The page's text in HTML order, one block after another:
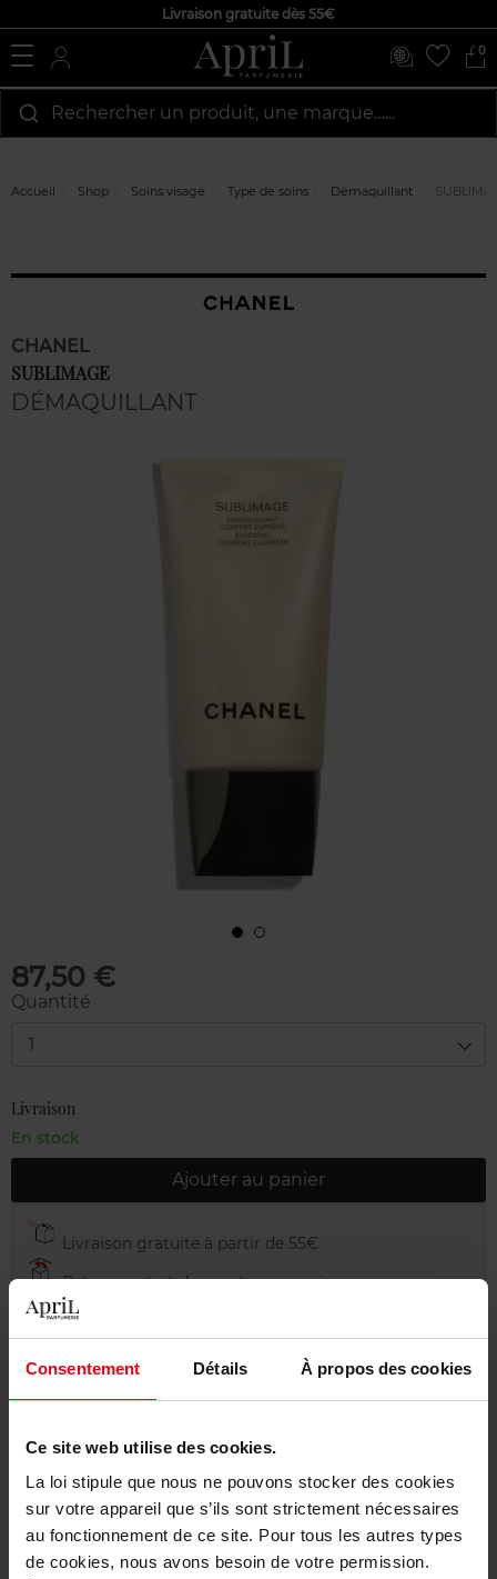
Consentement Détails À propos des cookies
Ce site web utilise des cookies.
La loi stipule que nous ne pouvons stocker des cookies
sur votre appareil que s’ils sont strictement nécessaires
au fonctionnement de ce site. Pour tous les autres types
de cookies, nous avons besoin de votre permission.
Livraison gratuite dès 55€
0
Rechercher un produit, une marque…...
Accueil Shop Soins visage Type de soins Démaquillant
CHANEL
SUBLIMAGE
DÉMAQUILLANT
87,50 €
Quantité
1
Livraison
En stock
Ajouter au panier
Livraison gratuite à partir de 55€
Retour gratuit dans votre magasin
Emballage cadeau offert
Description
Conseil d'utilisation